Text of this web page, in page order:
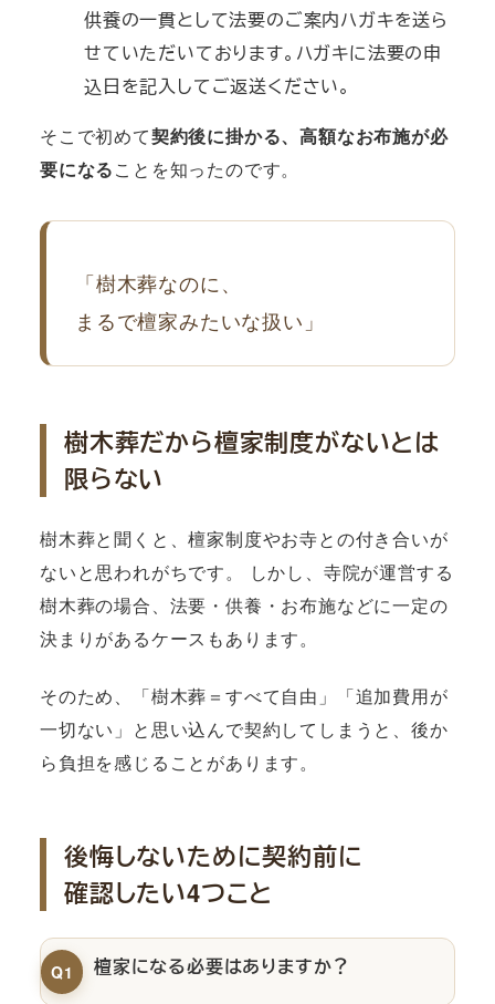
供養の一貫として法要のご案内ハガキを送ら
せていただいております。ハガキに法要の申
込日を記入してご返送ください。
そこで初めて契約後に掛かる、高額なお布施が必
要になる ことを知ったのです。
「樹木葬なのに、
まるで檀家みたいな扱い」
樹木葬だから檀家制度がないとは
限らない
樹木葬と聞くと、檀家制度やお寺との付き合いが
ないと思われがちです。 しかし、寺院が運営する
樹木葬の場合、法要・供養・お布施などに一定の
決まりがあるケースもあります。
そのため、「樹木葬＝すべて自由」「追加費用が
一切ない」と思い込んで契約してしまうと、後か
ら負担を感じることがあります。
後悔しないために契約前に
確認したい4つこと
Q1 檀家になる必要はありますか？